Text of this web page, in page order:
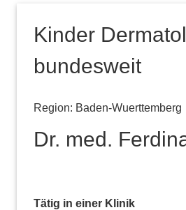
Kinder
bundesweit
Region: Baden-Wuerttemberg
Dr. med.
Tätig in einer Klinik